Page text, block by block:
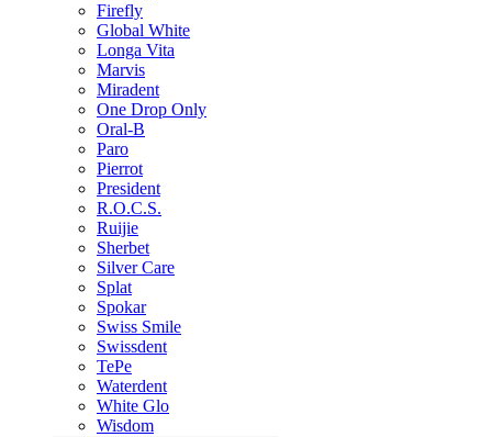
Firefly
Global White
Longa Vita
Marvis
Miradent
One Drop Only
Oral-B
Paro
Pierrot
President
R.O.C.S.
Ruijie
Sherbet
Silver Care
Splat
Spokar
Swiss Smile
Swissdent
TePe
Waterdent
White Glo
Wisdom